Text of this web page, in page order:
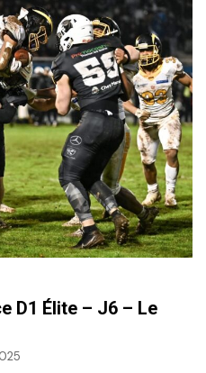
D1 Élite – J6 – Le